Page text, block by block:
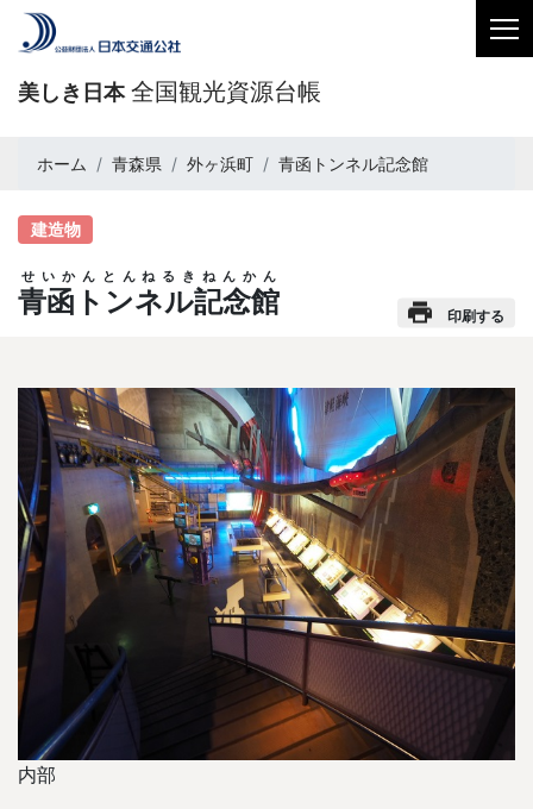
美しき日本 全国観光資源台帳
ホーム 青森県 外ヶ浜町 青函トンネル記念館
建造物
青函トンネル記念館
せいかんとんねるきねんかん
印刷する
内部